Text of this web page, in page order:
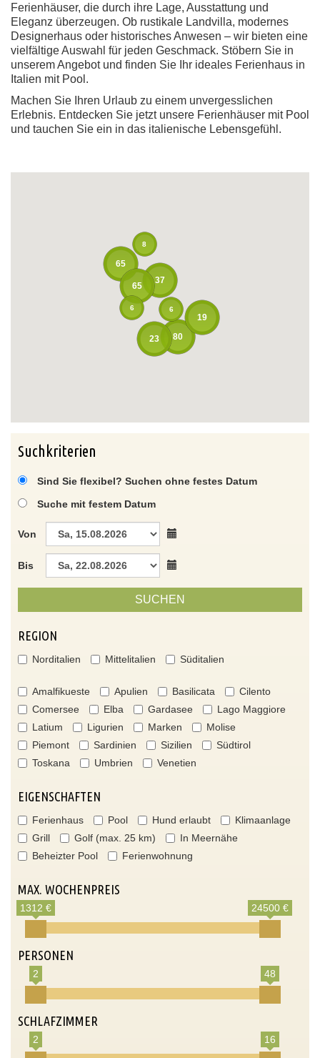
Ferienhäuser, die durch ihre Lage, Ausstattung und
Eleganz überzeugen. Ob rustikale Landvilla, modernes
Designerhaus oder historisches Anwesen – wir bieten eine
vielfältige Auswahl für jeden Geschmack. Stöbern Sie in
unserem Angebot und finden Sie Ihr ideales Ferienhaus in
Italien mit Pool.
Machen Sie Ihren Urlaub zu einem unvergesslichen
Erlebnis. Entdecken Sie jetzt unsere Ferienhäuser mit Pool
und tauchen Sie ein in das italienische Lebensgefühl.
80
19
65
37
65
23
6
6
8
Suchkriterien
Sind Sie flexibel? Suchen ohne festes Datum
Suche mit festem Datum
Von
Bis
SUCHEN
REGION
Norditalien Mittelitalien Süditalien
Amalfikueste Apulien Basilicata
Cilento
Comersee
Elba Gardasee
Lago Maggiore
Latium
Ligurien Marken
Molise
Piemont
Sardinien Sizilien
Südtirol
Toskana
Umbrien Venetien
EIGENSCHAFTEN
Ferienhaus Pool Hund erlaubt
Klimaanlage
Grill
Golf (max. 25 km)
In Meernähe
Beheizter Pool
Ferienwohnung
MAX. WOCHENPREIS
1312 € 24500 €
PERSONEN
2 48
SCHLAFZIMMER
2 16